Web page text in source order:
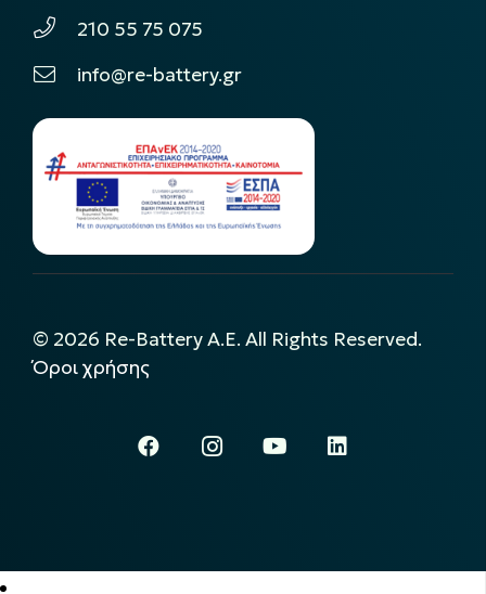
210 55 75 075
info@re-battery.gr
© 2026 Re-Battery A.E. All Rights Reserved.
Όροι χρήσης